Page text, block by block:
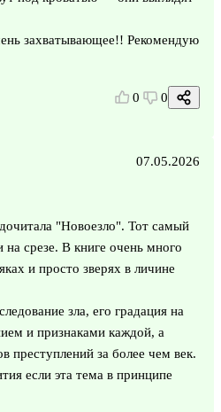
захватывающее!! Рекомендую
0 0
07.05.2026
"Новоезло". Тот самый
срезе. В книге очень много
и просто зверях в личине
зла, его градация на
и признаками каждой, а
преступлений за более чем век.
если эта тема в принципе